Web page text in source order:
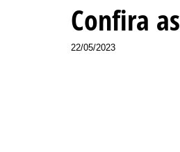
Confira
22/05/2023